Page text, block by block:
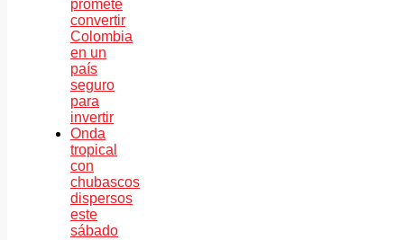
promete
convertir
Colombia
en un
país
seguro
para
invertir
Onda
tropical
con
chubascos
dispersos
este
sábado